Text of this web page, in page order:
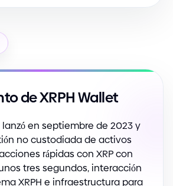
de XRPH Wallet
lanzó en septiembre de 2023 y
no custodiada de activos
rápidas con XRP con
tres segundos, interacción
XRPH e infraestructura para